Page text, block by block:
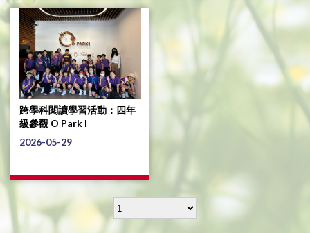
跨學科閱讀學習活動：四年
級參觀 O Park I
2026-05-29